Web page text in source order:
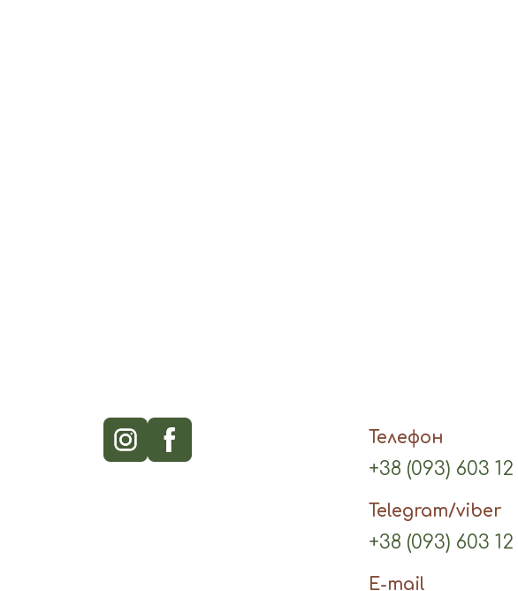
Телефон
+38 (093) 603 12
Telegram/viber
+38 (093) 603 12
E-mail